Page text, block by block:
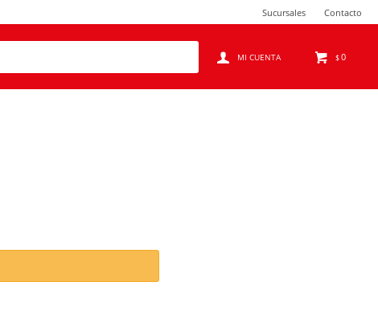
$0
Sucursales Contacto